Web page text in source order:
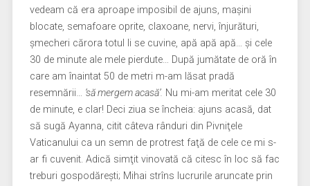
vedeam că era aproape imposibil de ajuns, maşini
blocate, semafoare oprite, claxoane, nervi, înjurături,
şmecheri cărora totul li se cuvine, apă apă apă… şi cele
30 de minute ale mele pierdute… După jumătate de oră în
care am înaintat 50 de metri m-am lăsat pradă
resemnării… ‘să mergem acasă’. Nu mi-am meritat cele 30
de minute, e clar! Deci ziua se încheia: ajuns acasă, dat
să sugă Ayanna, citit câteva rânduri din Pivniţele
Vaticanului ca un semn de protrest faţă de cele ce mi s-
ar fi cuvenit. Adică simţit vinovată că citesc în loc să fac
treburi gospodăreşti; Mihai strîns lucrurile aruncate prin